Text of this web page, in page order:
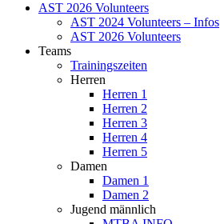
AST 2026 Volunteers
AST 2024 Volunteers – Infos
AST 2026 Volunteers
Teams
Trainingszeiten
Herren
Herren 1
Herren 2
Herren 3
Herren 4
Herren 5
Damen
Damen 1
Damen 2
Jugend männlich